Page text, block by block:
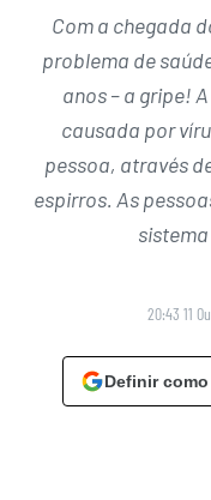
Com a chegada
problema de
anos – a gripe!
causada por
pessoa, através
espirros. As
20:43 11
Definir